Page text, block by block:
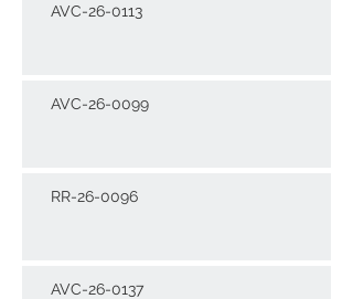
AVC-26-0113
AVC-26-0099
RR-26-0096
AVC-26-0137